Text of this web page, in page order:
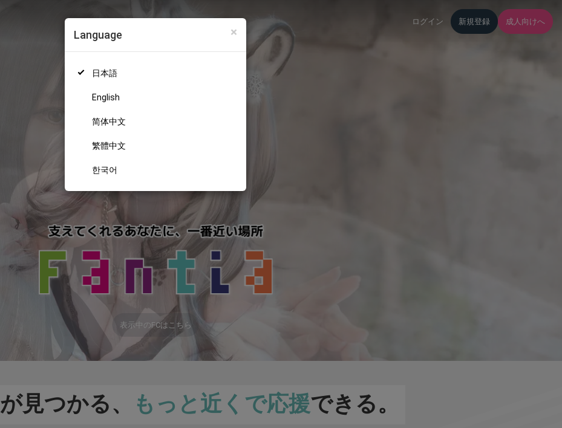
×
Language
日本語
English
简体中文
繁體中文
한국어
ログイン 新規登録 成人向けへ
表示中のFCはこちら
が見つかる、 もっと近くで応援できる。